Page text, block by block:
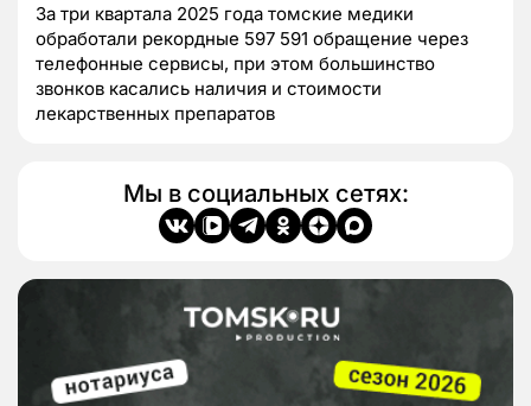
За три квартала 2025 года томские медики
обработали рекордные 597 591 обращение через
телефонные сервисы, при этом большинство
звонков касались наличия и стоимости
лекарственных препаратов
Мы в социальных сетях: